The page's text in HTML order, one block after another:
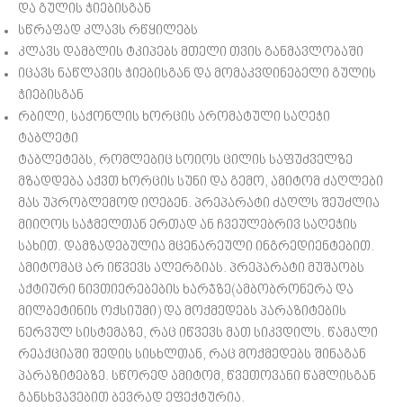
და გულის ჭიებისგან
სწრაფად კლავს რწყილებს
კლავს დამბლის ტკიპებს მთელი თვის განმავლობაში
იცავს ნაწლავის ჭიებისგან და მომაკვდინებელი გულის
ჭიებისგან
რბილი, საქონლის ხორცის არომატული საღეჭი
ტაბლეტი
ტაბლეტებს, რომლებიც სოიოს ცილის საფუძველზე
მზადდება აქვთ ხორცის სუნი და გემო, ამიტომ ძაღლები
მას უპრობლემოდ იღებენ. პრეპარატი ძაღლს შეუძლია
მიიღოს საჭმელთან ერთად ან ჩვეულებრივ საღეჭის
სახით. დამზადებულია მცენარეული ინგრედიენტებით.
ამიტომაც არ იწვევს ალერგიას. პრეპარატი მუშაობს
აქტიური ნივთიერებების ხარჯზე(ამბობრონერა და
მილბეტინის ოქსიუმი) და მოქმედებს პარაზიტების
ნერვულ სისტემაზე, რაც იწვევს მათ სიკვდილს. წამალი
რეაქციაში შედის სისხლთან, რაც მოქმედებს შინაგან
პარაზიტებზე. სწორედ ამიტომ, წვეთოვანი წამლისგან
განსხვავებით ბევრად ეფექტურია.